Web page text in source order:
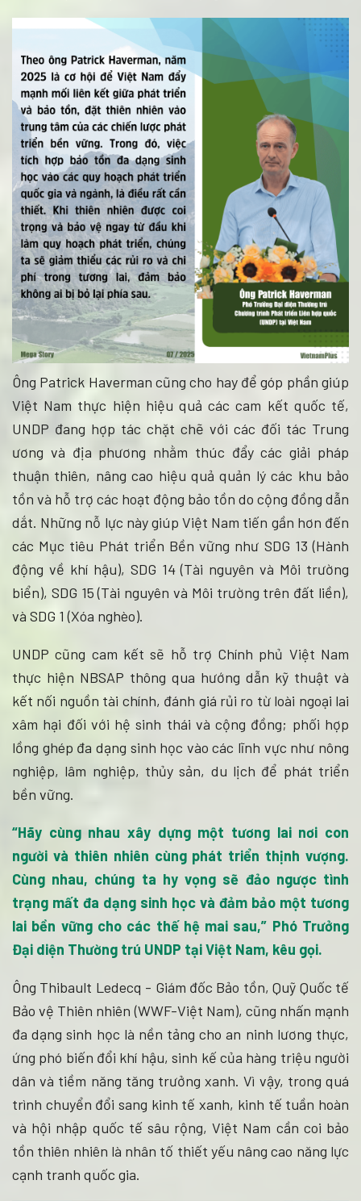
Ông Patrick Haverman cũng cho hay để góp phần giúp
Việt Nam thực hiện hiệu quả các cam kết quốc tế,
UNDP đang hợp tác chặt chẽ với các đối tác Trung
ương và địa phương nhằm thúc đẩy các giải pháp
thuận thiên, nâng cao hiệu quả quản lý các khu bảo
tồn và hỗ trợ các hoạt động bảo tồn do cộng đồng dẫn
dắt. Những nỗ lực này giúp Việt Nam tiến gần hơn đến
các Mục tiêu Phát triển Bền vững như SDG 13 (Hành
động về khí hậu), SDG 14 (Tài nguyên và Môi trường
biển), SDG 15 (Tài nguyên và Môi trường trên đất liền),
và SDG 1 (Xóa nghèo).
UNDP cũng cam kết sẽ hỗ trợ Chính phủ Việt Nam
thực hiện NBSAP thông qua hướng dẫn kỹ thuật và
kết nối nguồn tài chính, đánh giá rủi ro từ loài ngoại lai
xâm hại đối với hệ sinh thái và cộng đồng; phối hợp
lồng ghép đa dạng sinh học vào các lĩnh vực như nông
nghiệp, lâm nghiệp, thủy sản, du lịch để phát triển
bền vững.
“Hãy cùng nhau xây dựng một tương lai nơi con
người và thiên nhiên cùng phát triển thịnh vượng.
Cùng nhau, chúng ta hy vọng sẽ đảo ngược tình
trạng mất đa dạng sinh học và đảm bảo một tương
lai bền vững cho các thế hệ mai sau,” Phó Trưởng
Đại diện Thường trú UNDP tại Việt Nam, kêu gọi.
Ông Thibault Ledecq - Giám đốc Bảo tồn, Quỹ Quốc tế
Bảo vệ Thiên nhiên (WWF-Việt Nam), cũng nhấn mạnh
đa dạng sinh học là nền tảng cho an ninh lương thực,
ứng phó biến đổi khí hậu, sinh kế của hàng triệu người
dân và tiềm năng tăng trưởng xanh. Vì vậy, trong quá
trình chuyển đổi sang kinh tế xanh, kinh tế tuần hoàn
và hội nhập quốc tế sâu rộng, Việt Nam cần coi bảo
tồn thiên nhiên là nhân tố thiết yếu nâng cao năng lực
cạnh tranh quốc gia.